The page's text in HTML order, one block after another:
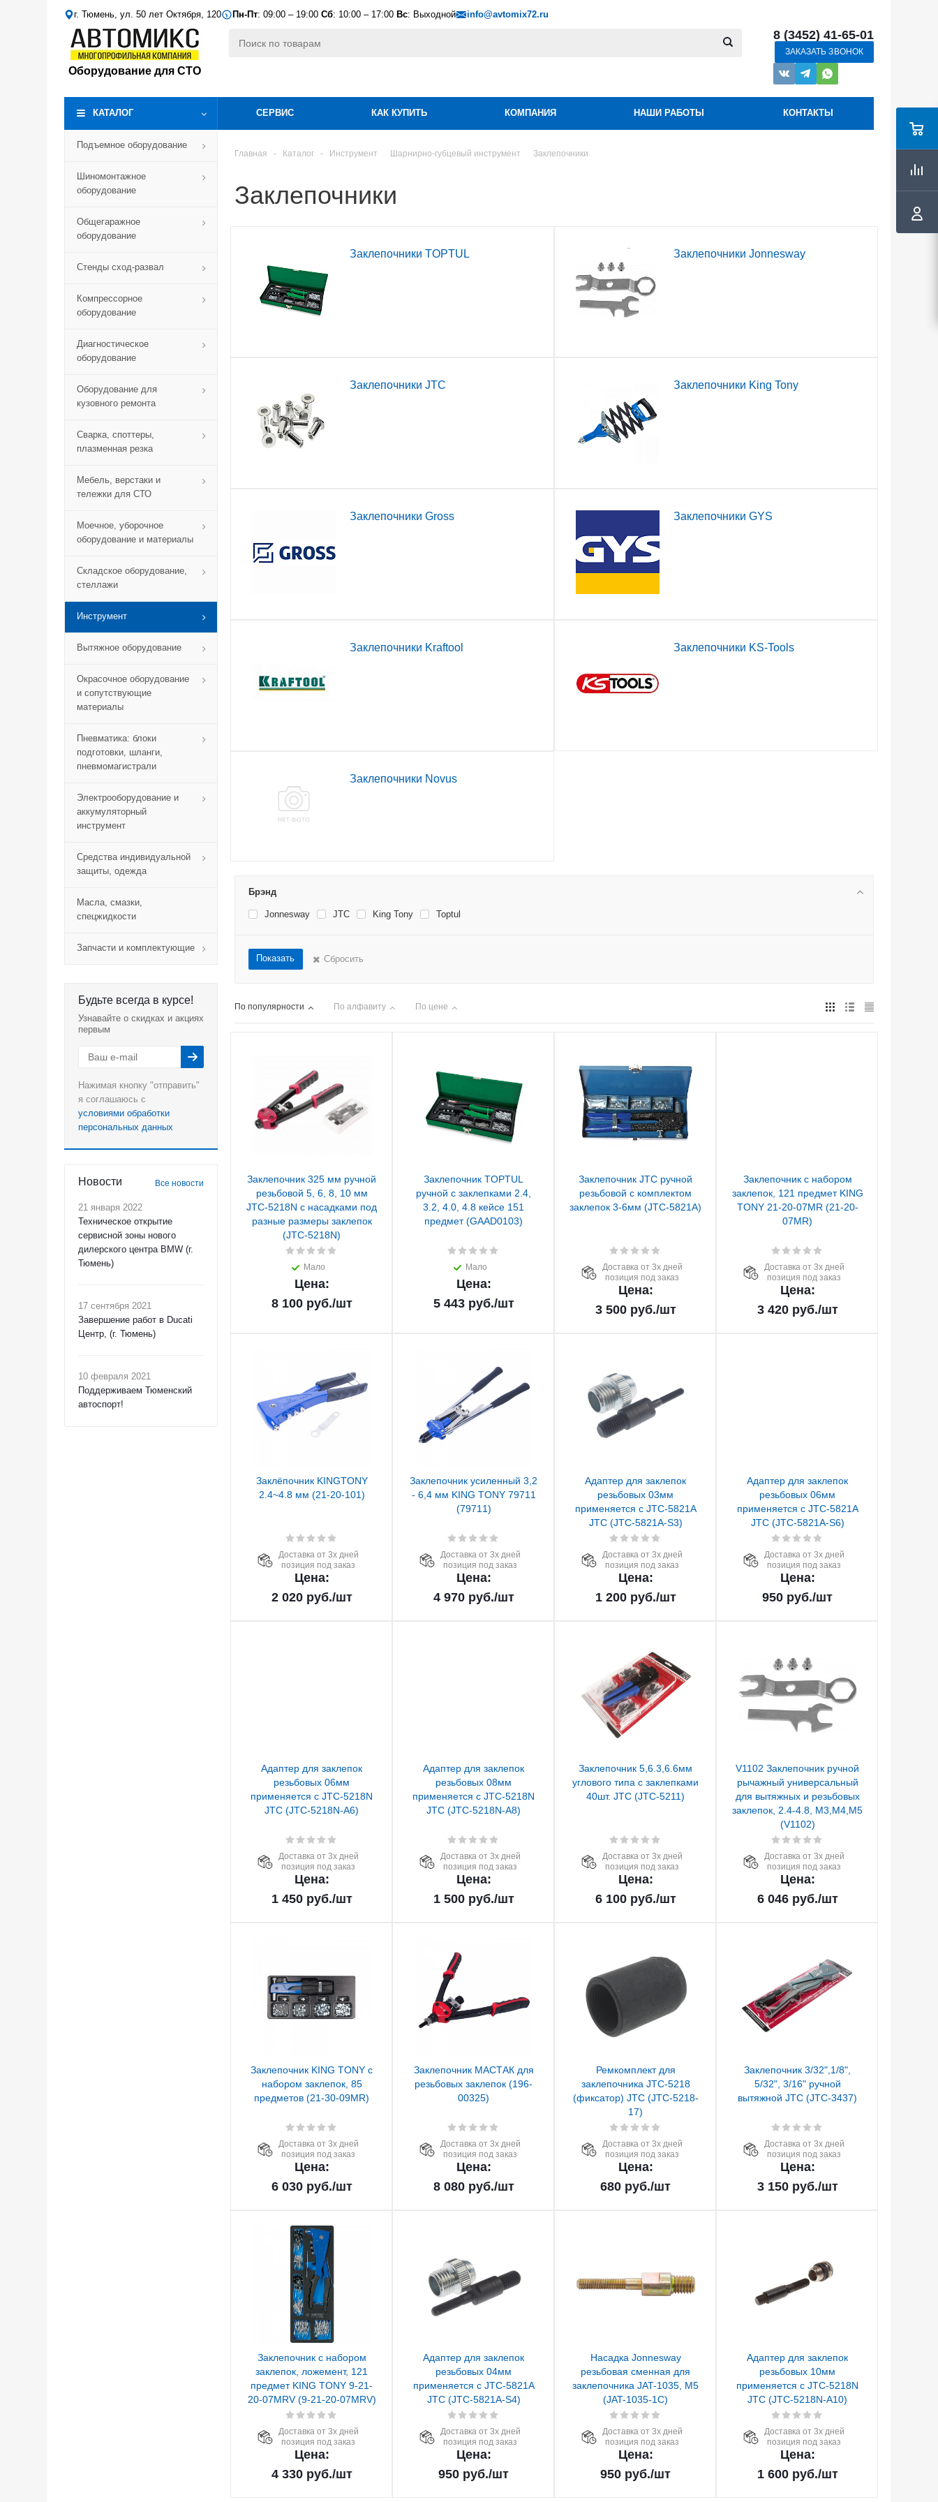
г. Тюмень, ул. 50 лет Октября, 120 Пн-Пт: 09:00 – 19:00 Сб: 10:00 – 17:00 Вс: Выходной info@avtomix72.ru
Оборудование для СТО
8 (3452) 41-65-01
ЗАКАЗАТЬ ЗВОНОК
КАТАЛОГ СЕРВИС КАК КУПИТЬ КОМПАНИЯ НАШИ РАБОТЫ КОНТАКТЫ
Подъемное оборудование
Шиномонтажное
оборудование
Общегаражное
оборудование
Стенды сход-развал
Компрессорное
оборудование
Диагностическое
оборудование
Оборудование для
кузовного ремонта
Сварка, споттеры,
плазменная резка
Мебель, верстаки и
тележки для СТО
Моечное, уборочное
оборудование и материалы
Складское оборудование,
стеллажи
Инструмент
Вытяжное оборудование
Окрасочное оборудование
и сопутствующие
материалы
Пневматика: блоки
подготовки, шланги,
пневмомагистрали
Электрооборудование и
аккумуляторный
инструмент
Средства индивидуальной
защиты, одежда
Масла, смазки,
спецжидкости
Запчасти и комплектующие
Будьте всегда в курсе!
Узнавайте о скидках и акциях
первым
Нажимая кнопку "отправить"
я соглашаюсь с
условиями обработки
персональных данных
Новости Все новости
21 января 2022
Техническое открытие
сервисной зоны нового
дилерского центра BMW (г.
Тюмень)
17 сентября 2021
Завершение работ в Ducati
Центр, (г. Тюмень)
10 февраля 2021
Поддерживаем Тюменский
автоспорт!
Главная - Каталог - Инструмент Шарнирно-губцевый инструмент Заклепочники
Заклепочники
Заклепочники TOPTUL Заклепочники Jonnesway
Заклепочники JTC Заклепочники King Tony
Заклепочники Gross Заклепочники GYS
Заклепочники Kraftool Заклепочники KS-Tools
Заклепочники Novus
Брэнд
Jonnesway JTC King Tony Toptul
Показать Сбросить
По популярности По алфавиту По цене
Заклепочник 325 мм ручной
резьбовой 5, 6, 8, 10 мм
JTC-5218N с насадками под
разные размеры заклепок
(JTC-5218N)
Мало
Цена:
8 100руб./шт
Заклепочник TOPTUL
ручной c заклепками 2.4,
3.2, 4.0, 4.8 кейсе 151
предмет (GAAD0103)
Мало
Цена:
5 443руб./шт
Заклепочник JTC ручной
резьбовой с комплектом
заклепок 3-6мм (JTC-5821A)
Доставка от 3х дней
позиция под заказ
Цена:
3 500руб./шт
Заклепочник с набором
заклепок, 121 предмет KING
TONY 21-20-07MR (21-20-
07MR)
Доставка от 3х дней
позиция под заказ
Цена:
3 420руб./шт
Заклёпочник KINGTONY
2.4~4.8 мм (21-20-101)
Доставка от 3х дней
позиция под заказ
Цена:
2 020руб./шт
Заклепочник усиленный 3,2
- 6,4 мм KING TONY 79711
(79711)
Доставка от 3х дней
позиция под заказ
Цена:
4 970руб./шт
Адаптер для заклепок
резьбовых 03мм
применяется с JTC-5821A
JTC (JTC-5821A-S3)
Доставка от 3х дней
позиция под заказ
Цена:
1 200руб./шт
Адаптер для заклепок
резьбовых 06мм
применяется с JTC-5821A
JTC (JTC-5821A-S6)
Доставка от 3х дней
позиция под заказ
Цена:
950 руб./шт
Адаптер для заклепок
резьбовых 06мм
применяется с JTC-5218N
JTC (JTC-5218N-A6)
Доставка от 3х дней
позиция под заказ
Цена:
1 450руб./шт
Адаптер для заклепок
резьбовых 08мм
применяется с JTC-5218N
JTC (JTC-5218N-A8)
Доставка от 3х дней
позиция под заказ
Цена:
1 500руб./шт
Заклепочник 5,6.3,6.6мм
углового типа с заклепками
40шт. JTC (JTC-5211)
Доставка от 3х дней
позиция под заказ
Цена:
6 100руб./шт
V1102 Заклепочник ручной
рычажный универсальный
для вытяжных и резьбовых
заклепок, 2.4-4.8, М3,М4,М5
(V1102)
Доставка от 3х дней
позиция под заказ
Цена:
6 046руб./шт
Заклепочник KING TONY с
набором заклепок, 85
предметов (21-30-09MR)
Доставка от 3х дней
позиция под заказ
Цена:
6 030руб./шт
Заклепочник МАСТАК для
резьбовых заклепок (196-
00325)
Доставка от 3х дней
позиция под заказ
Цена:
8 080руб./шт
Ремкомплект для
заклепочника JTC-5218
(фиксатор) JTC (JTC-5218-
17)
Доставка от 3х дней
позиция под заказ
Цена:
680 руб./шт
Заклепочник 3/32",1/8",
5/32", 3/16" ручной
вытяжной JTC (JTC-3437)
Доставка от 3х дней
позиция под заказ
Цена:
3 150руб./шт
Заклепочник с набором
заклепок, ложемент, 121
предмет KING TONY 9-21-
20-07MRV (9-21-20-07MRV)
Доставка от 3х дней
позиция под заказ
Цена:
4 330руб./шт
Адаптер для заклепок
резьбовых 04мм
применяется с JTC-5821A
JTC (JTC-5821A-S4)
Доставка от 3х дней
позиция под заказ
Цена:
950 руб./шт
Насадка Jonnesway
резьбовая сменная для
заклепочника JAT-1035, М5
(JAT-1035-1C)
Доставка от 3х дней
позиция под заказ
Цена:
950 руб./шт
Адаптер для заклепок
резьбовых 10мм
применяется с JTC-5218N
JTC (JTC-5218N-A10)
Доставка от 3х дней
позиция под заказ
Цена:
1 600руб./шт